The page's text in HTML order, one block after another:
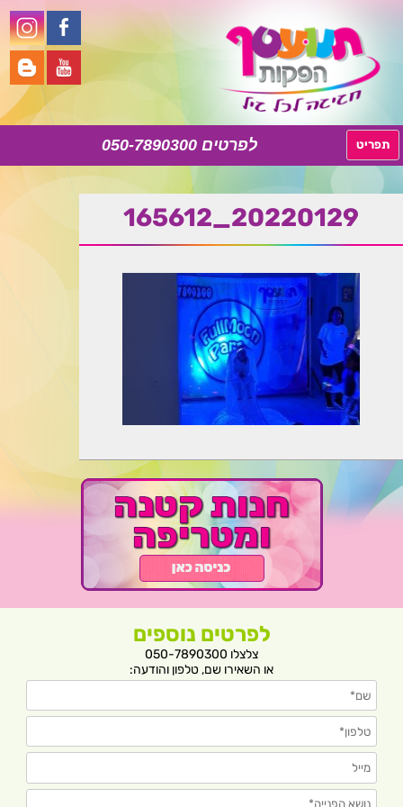
050-7890300 תפריט
לתוכן
20220129_165612
לפרטים נוספים
צלצלו 050-7890300
או השאירו שם, טלפון והודעה: